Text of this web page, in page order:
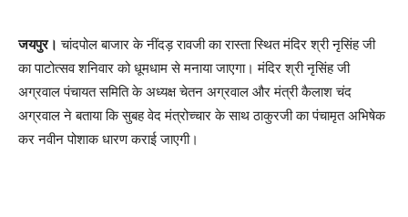
जयपुर। चांदपोल बाजार के नींदड़ रावजी का रास्ता स्थित मंदिर श्री नृसिंह जी
का पाटोत्सव शनिवार को धूमधाम से मनाया जाएगा। मंदिर श्री नृसिंह जी
अग्रवाल पंचायत समिति के अध्यक्ष चेतन अग्रवाल और मंत्री कैलाश चंद
अग्रवाल ने बताया कि सुबह वेद मंत्रोच्चार के साथ ठाकुरजी का पंचामृत अभिषेक
कर नवीन पोशाक धारण कराई जाएगी।